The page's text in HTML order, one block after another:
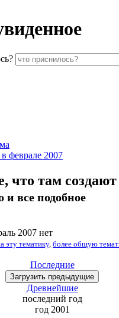
феврале 2007
что там создают
и все подобное
2007 нет
эту тематику, более общую
Последние
Загрузить предыдущие
Древнейшие
последний год
год 2001